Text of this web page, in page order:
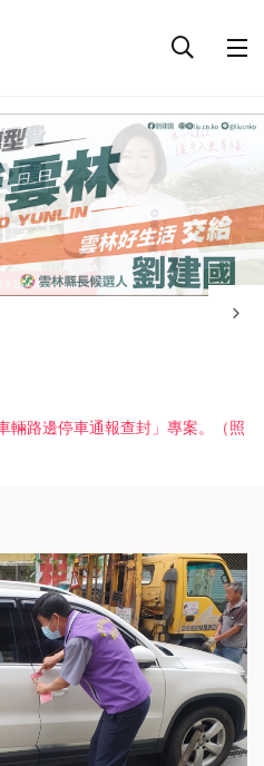
輛路邊停車通報查封」專案。（照